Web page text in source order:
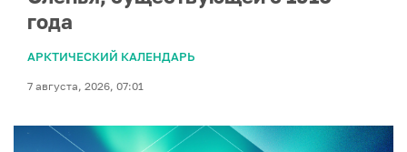
года
АРКТИЧЕСКИЙ КАЛЕНДАРЬ
7 августа, 2026, 07:01